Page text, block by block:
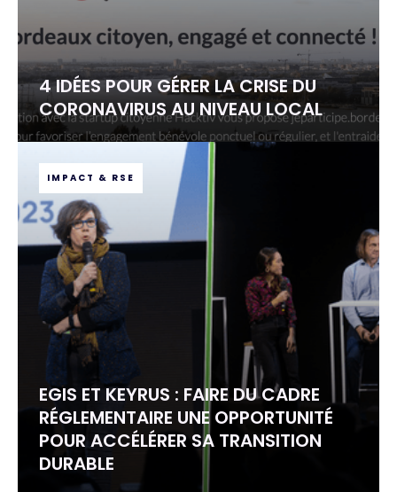
4 IDÉES POUR GÉRER LA CRISE DU
CORONAVIRUS AU NIVEAU LOCAL
IMPACT & RSE
EGIS ET KEYRUS : FAIRE DU CADRE
RÉGLEMENTAIRE UNE OPPORTUNITÉ
POUR ACCÉLÉRER SA TRANSITION
DURABLE